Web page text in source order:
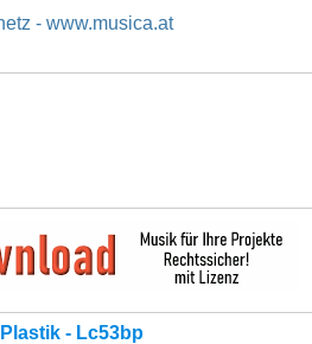
- Lc53bp